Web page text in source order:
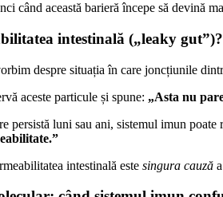
când această barieră începe să devină
intestinală („leaky gut”)?
despre situația în care joncțiunile
aceste particule și spune: „Asta nu
persistă luni sau ani, sistemul imun
intestinală este singura cauză